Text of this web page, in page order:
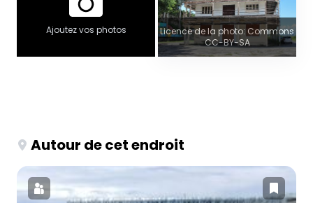
Ajoutez vos photos
Licence de la photo: Commons
CC-BY-SA
Autour de cet endroit